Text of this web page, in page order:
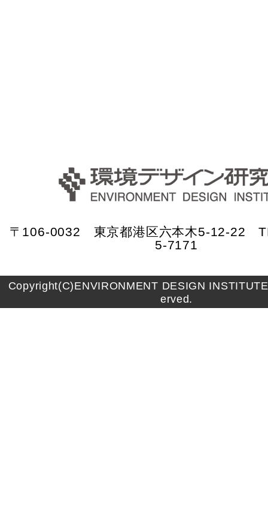
〒106-0032 東京都港区六本木5-12-22
5-7171
Copyright(C)ENVIRONMENT DESIGN
erved.